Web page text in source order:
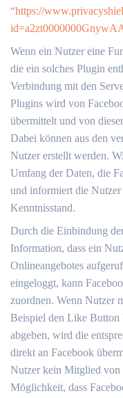
“https://
Wenn ein Nutzer eine
die ein solches Plugin
Verbindung mit den
Plugins wird von
übermittelt und von
Dabei können aus den
Nutzer erstellt werden.
Umfang der Daten, die
und informiert die Nutzer
Kenntnisstand.
Durch die Einbindung
Information, dass ein
Onlineangebotes
eingeloggt, kann
zuordnen. Wenn Nutzer
Beispiel den Like Button
abgeben, wird die
direkt an Facebook
Nutzer kein Mitglied von
Möglichkeit, dass